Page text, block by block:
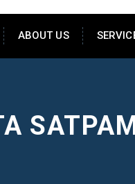
ABOUT US